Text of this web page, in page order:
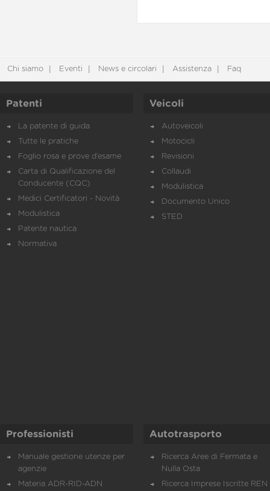
Chi siamo Eventi News e circolari Assistenza Faq
Patenti
La patente di guida
Tutte le pratiche
Foglio rosa e prove d’esame
Carta di Qualificazione del
Conducente (CQC)
Medici Certificatori - Novità
Modulistica
Patente nautica
Normativa
Veicoli
Autoveicoli
Motocicli
Revisioni
Collaudi
Modulistica
Documento Unico
STED
Professionisti
Manuale gestione utenze per
agenzie
Materia ADR-RID-ADN
Autotrasporto
Ricerca Aree di Fermata e
Nulla Osta
Ricerca Imprese Iscritte REN